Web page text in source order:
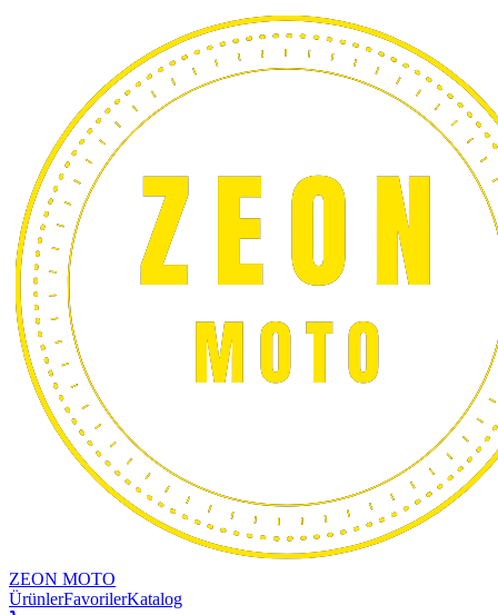
ZEON MOTO
ÜrünlerFavorilerKatalog